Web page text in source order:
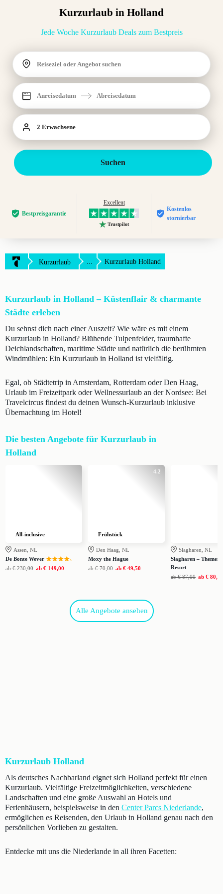
Kurzurlaub in Holland
Jede Woche Kurzurlaub Deals zum Bestpreis
Reiseziel oder Angebot suchen
Anreisedatum Abreisedatum
2 Erwachsene
Suchen
Bestpreis­garantie
Excellent
Trustpilot
Kostenlos
stornierbar
Kurzurlaub ... Kurzurlaub Holland
Kurzurlaub in Holland – Küstenflair & charmante
Städte erleben
Du sehnst dich nach einer Auszeit? Wie wäre es mit einem
Kurzurlaub in Holland? Blühende Tulpenfelder, traumhafte
Deichlandschaften, maritime Städte und natürlich die berühmten
Windmühlen: Ein Kurzurlaub in Holland ist vielfältig.
Egal, ob Städtetrip in Amsterdam, Rotterdam oder Den Haag,
Urlaub im Freizeitpark oder Wellnessurlaub an der Nordsee: Bei
Travelcircus findest du deinen Wunsch-Kurzurlaub inklusive
Übernachtung im Hotel!
Die besten Angebote für Kurzurlaub in
Holland
All-inclusive
Assen, NL
De Bonte Wever
s
ab € 230,00 ab € 149,00
4.2
Frühstück
Den Haag, NL
Moxy the Hague
ab € 70,00 ab € 49,50
Slagharen, NL
Slagharen –
Resort
ab € 87,00 ab € 80,00
Alle Angebote ansehen
Kurzurlaub Holland
Als deutsches Nachbarland eignet sich Holland perfekt für einen
Kurzurlaub. Vielfältige Freizeitmöglichkeiten, verschiedene
Landschaften und eine große Auswahl an Hotels und
Ferienhäusern, beispielsweise in den Center Parcs Niederlande,
ermöglichen es Reisenden, den Urlaub in Holland genau nach den
persönlichen Vorlieben zu gestalten.
Entdecke mit uns die Niederlande in all ihren Facetten: